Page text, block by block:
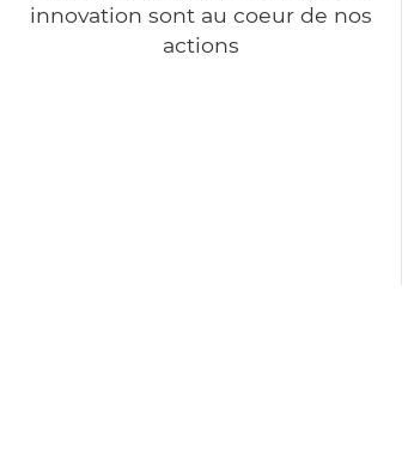
innovation sont au coeur de nos
actions